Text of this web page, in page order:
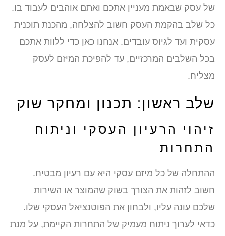
של עסק שבאמת מעניין אתכם ואתם אוהבים לעבוד בו.
כל שלב בהקמת העסק חשוב להצלחה, מהכנת תוכנית
עסקית ועד לגיוס עובדים. אנחנו כאן כדי ללוות אתכם
בכל השלבים המרכזיים, עד להפיכת המיזם לעסק
מצליח.
שלב ראשון: תכנון ומחקר שוק
זיהוי הרעיון העסקי וניתוח
התחרות
ההתחלה של כל מיזם עסקי היא עם רעיון מבטיח.
חשוב לזהות את הצורך בשוק שהמוצר או השירות
שלכם עונה עליו, ולבחון את הפוטנציאל העסקי שלו.
כדאי לערוך ניתוח מעמיק של התחרות הקיימת, על מנת